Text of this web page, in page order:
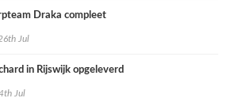
Draka compleet
Jul
in Rijswijk opgeleverd
Jul